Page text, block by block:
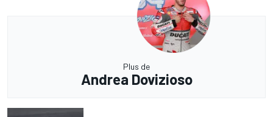
Plus de
Andrea Dovizioso